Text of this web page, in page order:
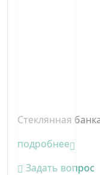
Стеклянная
подробнее
Задать вопрос